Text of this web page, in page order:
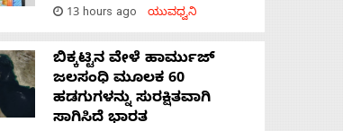
13 hours ago ಯುವಧ್ವನಿ
ಬಿಕ್ಕಟ್ಟಿನ ವೇಳೆ ಹಾರ್ಮುಜ್
ಜಲಸಂಧಿ ಮೂಲಕ 60
ಹಡಗುಗಳನ್ನು ಸುರಕ್ಷಿತವಾಗಿ
ಸಾಗಿಸಿದೆ ಭಾರತ